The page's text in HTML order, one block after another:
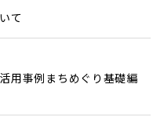
て
用事例まちめぐり基礎編